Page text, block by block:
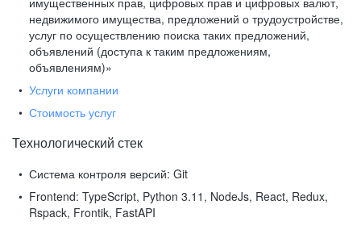
недвижимого имущества, предложений о трудоустройстве,
услуг по осуществлению поиска таких предложений,
объявлений (доступа к таким предложениям,
объявлениям)»
Услуги компании
Стоимость услуг
Технологический стек
Система контроля версий: Git
Frontend: TypeScript, Python 3.11, NodeJs, React, Redux,
Rspack, Frontik, FastAPI